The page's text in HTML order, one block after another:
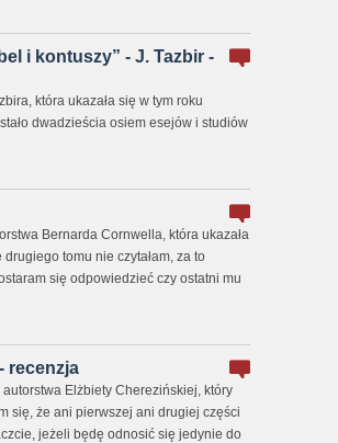
i kontuszy” - J. Tazbir -
która ukazała się w tym roku
dwadzieścia osiem esejów i studiów
Bernarda Cornwella, która ukazała
tomu nie czytałam, za to
się odpowiedzieć czy ostatni mu
recenzja
Elżbiety Cherezińskiej, który
się, że ani pierwszej ani drugiej części
jeżeli będę odnosić się jedynie do